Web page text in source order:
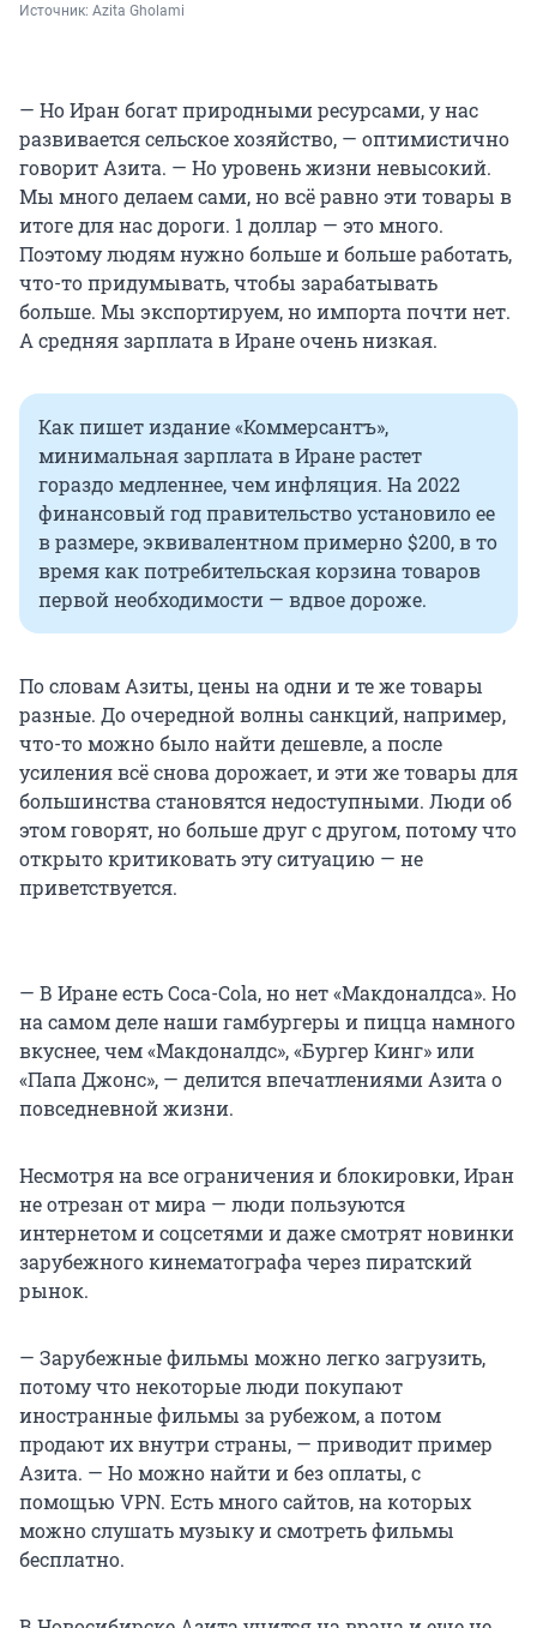
Источник: Azita Gholami
— Но Иран богат природными ресурсами, у нас
развивается сельское хозяйство, — оптимистично
говорит Азита. — Но уровень жизни невысокий.
Мы много делаем сами, но всё равно эти товары в
итоге для нас дороги. 1 доллар — это много.
Поэтому людям нужно больше и больше работать,
что-то придумывать, чтобы зарабатывать
больше. Мы экспортируем, но импорта почти нет.
А средняя зарплата в Иране очень низкая.
Как пишет издание «Коммерсантъ»,
минимальная зарплата в Иране растет
гораздо медленнее, чем инфляция. На 2022
финансовый год правительство установило ее
в размере, эквивалентном примерно $200, в то
время как потребительская корзина товаров
первой необходимости — вдвое дороже.
По словам Азиты, цены на одни и те же товары
разные. До очередной волны санкций, например,
что-то можно было найти дешевле, а после
усиления всё снова дорожает, и эти же товары для
большинства становятся недоступными. Люди об
этом говорят, но больше друг с другом, потому что
открыто критиковать эту ситуацию — не
приветствуется.
— В Иране есть Coca-Cola, но нет «Макдоналдса». Но
на самом деле наши гамбургеры и пицца намного
вкуснее, чем «Макдоналдс», «Бургер Кинг» или
«Папа Джонс», — делится впечатлениями Азита о
повседневной жизни.
Несмотря на все ограничения и блокировки, Иран
не отрезан от мира — люди пользуются
интернетом и соцсетями и даже смотрят новинки
зарубежного кинематографа через пиратский
рынок.
— Зарубежные фильмы можно легко загрузить,
потому что некоторые люди покупают
иностранные фильмы за рубежом, а потом
продают их внутри страны, — приводит пример
Азита. — Но можно найти и без оплаты, с
помощью VPN. Есть много сайтов, на которых
можно слушать музыку и смотреть фильмы
бесплатно.